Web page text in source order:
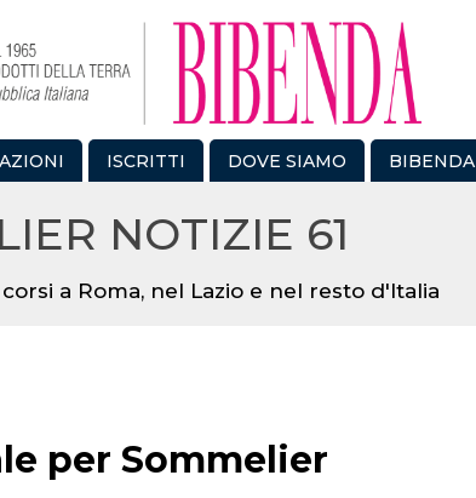
ISCRITTI DOVE SIAMO BIBENDA
NOTIZIE 61
a Roma, nel Lazio e nel resto d'Italia
per Sommelier